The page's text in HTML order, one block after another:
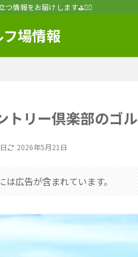
つ情報をお届けします⛳️🏌️‍♂️
場情報
トリー倶楽部のゴ
2026年5月21日
は広告が含まれています。